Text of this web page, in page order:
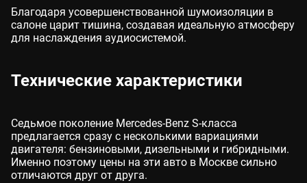
Благодаря усовершенствованной шумоизоляции в
салоне царит тишина, создавая идеальную атмосферу
для наслаждения аудиосистемой.
Технические характеристики
Седьмое поколение Mercedes-Benz S-класса
предлагается сразу с несколькими вариациями
двигателя: бензиновыми, дизельными и гибридными.
Именно поэтому цены на эти авто в Москве сильно
отличаются друг от друга.